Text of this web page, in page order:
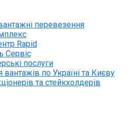
перевезення
Rapid
Сервіс
послуги
по Україні та Києву
та стейкхолдерів